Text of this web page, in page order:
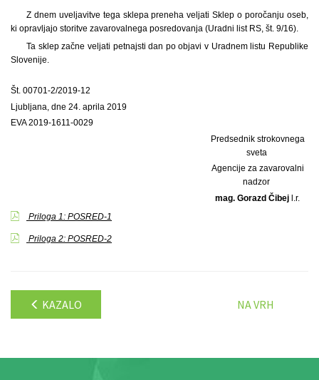
Z dnem uveljavitve tega sklepa preneha veljati Sklep o poročanju oseb,
ki opravljajo storitve zavarovalnega posredovanja (Uradni list RS, št. 9/16).
Ta sklep začne veljati petnajsti dan po objavi v Uradnem listu Republike
Slovenije.
Št. 00701-2/2019-12
Ljubljana, dne 24. aprila 2019
EVA 2019-1611-0029
Predsednik strokovnega
sveta
Agencije za zavarovalni
nadzor
mag. Gorazd Čibej l.r.
Priloga 1: POSRED-1
Priloga 2: POSRED-2
KAZALO NA VRH